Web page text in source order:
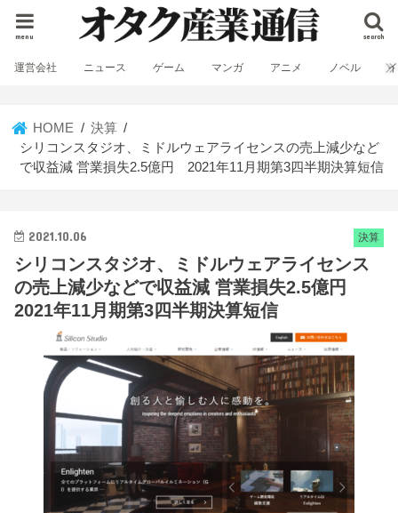
search
menu
運営会社 ニュース ゲーム マンガ アニメ ノベル
HOME
決算
シリコンスタジオ、ミドルウェアライセンスの売上減少など
で収益減 営業損失2.5億円 2021年11月期第3四半期決算短信
決算
2021.10.06
シリコンスタジオ、ミドルウェアライセンス
の売上減少などで収益減 営業損失2.5億円
2021年11月期第3四半期決算短信